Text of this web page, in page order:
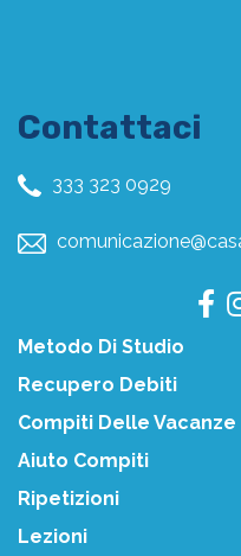
Contattaci
333 323 0929
Metodo Di Studio
Recupero Debiti
Compiti Delle Vacanze
Aiuto Compiti
Ripetizioni
Lezioni